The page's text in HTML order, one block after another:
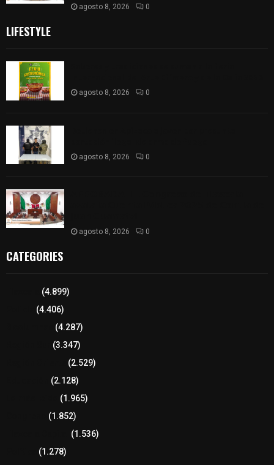
agosto 8, 2026 0
LIFESTYLE
agosto 8, 2026 0
agosto 8, 2026 0
agosto 8, 2026 0
CATEGORIES
(4.899)
(4.406)
(4.287)
(3.347)
(2.529)
(2.128)
(1.965)
(1.852)
(1.536)
(1.278)